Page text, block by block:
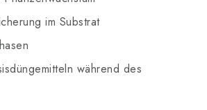
im Substrat
während des